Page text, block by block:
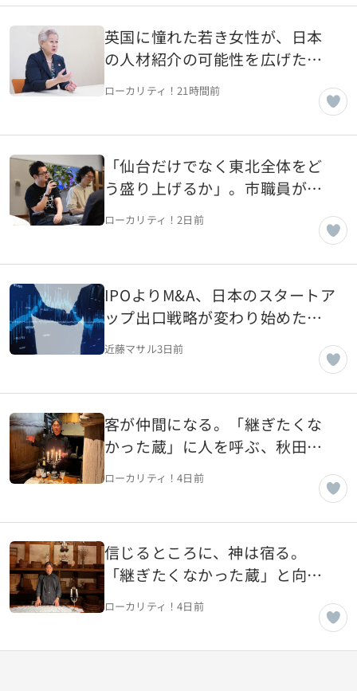
英国に憧れた若き女性が、日本
の人材紹介の可能性を広げた。
JACリクルートメント田崎ひろみ
さんの開拓者精神【東京都千代
ローカリティ！21時間前
「仙台だけでなく東北全体をど
う盛り上げるか」。市職員が語
る東北全体を見据えた仙台市の
ローカリティ！2日前
IPOよりM&A、日本のスタートア
ップ出口戦略が変わり始めた理
由
近藤マサル3日前
客が仲間になる。「継ぎたくな
かった蔵」に人を呼ぶ、秋田の
老舗蔵・ヤマモ味噌醤油醸造元
（風の人編）【秋田県湯沢市】
ローカリティ！4日前
信じるところに、神は宿る。
「継ぎたくなかった蔵」と向き
合う、秋田の老舗蔵・ヤマモ味
噌醤油醸造元（土の人編）【秋
ローカリティ！4日前